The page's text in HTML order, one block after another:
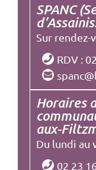
SPANC
Sur rendez-
RDV :
Horaires
aux-
Du lundi au
02 23